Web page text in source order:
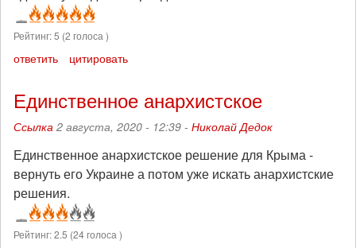
Рейтинг:5 (2 голоса )
ответить цитировать
Единственное анархистское
Ссылка 2 августа, 2020 - 12:39 - Николай Дедок
Единственное анархистское решение для Крыма -
вернуть его Украине а потом уже искать анархистские
решения.
Рейтинг:2.5 (24голоса )